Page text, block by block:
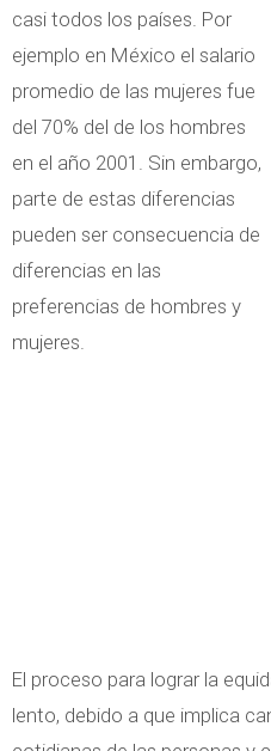
casi todos los países. Por
ejemplo en México el salario
promedio de las mujeres fue
del 70% del de los hombres
en el año 2001. Sin embargo,
parte de estas diferencias
pueden ser consecuencia de
diferencias en las
preferencias de hombres y
mujeres.
El proceso para lograr la
lento, debido a que implica